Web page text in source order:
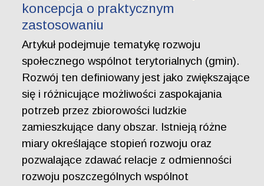
koncepcja o praktycznym
zastosowaniu
Artykuł podejmuje tematykę rozwoju
społecznego wspólnot terytorialnych (gmin).
Rozwój ten definiowany jest jako zwiększające
się i różnicujące możliwości zaspokajania
potrzeb przez zbiorowości ludzkie
zamieszkujące dany obszar. Istnieją różne
miary określające stopień rozwoju oraz
pozwalające zdawać relacje z odmienności
rozwoju poszczególnych wspólnot